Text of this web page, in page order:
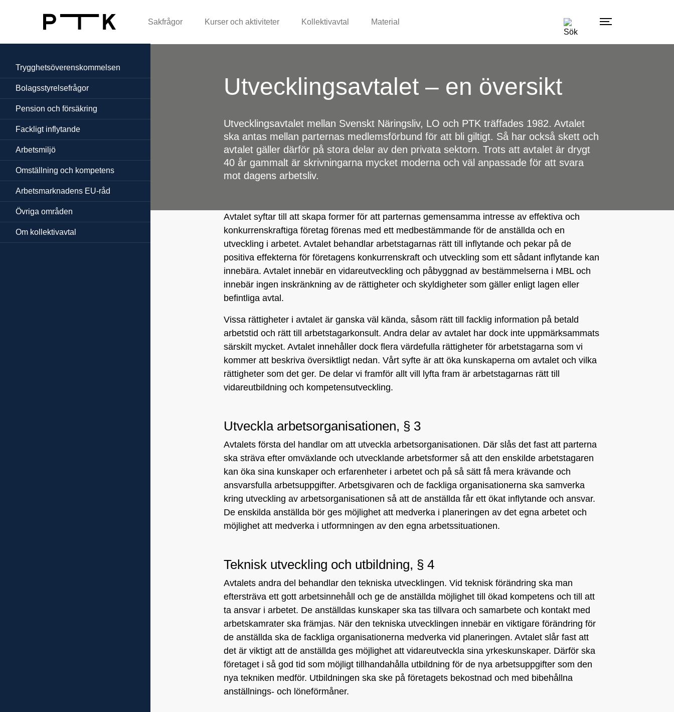
Trygghets­överenskommelsen
Bolagsstyrelsefrågor
Pension och försäkring
Fackligt inflytande
Arbetsmiljö
Omställning och kompetens
Arbetsmarknadens EU-råd
Övriga områden
Om kollektivavtal
Sakfrågor Kurser och aktiviteter Kollektivavtal Material
Utvecklingsavtalet – en översikt
Utvecklingsavtalet mellan Svenskt Näringsliv, LO och PTK träffades 1982. Avtalet
ska antas mellan parternas medlemsförbund för att bli giltigt. Så har också skett och
avtalet gäller därför på stora delar av den privata sektorn. Trots att avtalet är drygt
40 år gammalt är skrivningarna mycket moderna och väl anpassade för att svara
mot dagens arbetsliv.
Avtalet syftar till att skapa former för att parternas gemensamma intresse av effektiva och
konkurrenskraftiga företag förenas med ett medbestämmande för de anställda och en
utveckling i arbetet. Avtalet behandlar arbetstagarnas rätt till inflytande och pekar på de
positiva effekterna för företagens konkurrenskraft och utveckling som ett sådant inflytande kan
innebära. Avtalet innebär en vidareutveckling och påbyggnad av bestämmelserna i MBL och
innebär ingen inskränkning av de rättigheter och skyldigheter som gäller enligt lagen eller
befintliga avtal.
Vissa rättigheter i avtalet är ganska väl kända, såsom rätt till facklig information på betald
arbetstid och rätt till arbetstagarkonsult. Andra delar av avtalet har dock inte uppmärksammats
särskilt mycket. Avtalet innehåller dock flera värdefulla rättigheter för arbetstagarna som vi
kommer att beskriva översiktligt nedan. Vårt syfte är att öka kunskaperna om avtalet och vilka
rättigheter som det ger. De delar vi framför allt vill lyfta fram är arbetstagarnas rätt till
vidareutbildning och kompetensutveckling.
Utveckla arbetsorganisationen, § 3
Avtalets första del handlar om att utveckla arbetsorganisationen. Där slås det fast att parterna
ska sträva efter omväxlande och utvecklande arbetsformer så att den enskilde arbetstagaren
kan öka sina kunskaper och erfarenheter i arbetet och på så sätt få mera krävande och
ansvarsfulla arbetsuppgifter. Arbetsgivaren och de fackliga organisationerna ska samverka
kring utveckling av arbetsorganisationen så att de anställda får ett ökat inflytande och ansvar.
De enskilda anställda bör ges möjlighet att medverka i planeringen av det egna arbetet och
möjlighet att medverka i utformningen av den egna arbetssituationen.
Teknisk utveckling och utbildning, § 4
Avtalets andra del behandlar den tekniska utvecklingen. Vid teknisk förändring ska man
eftersträva ett gott arbetsinnehåll och ge de anställda möjlighet till ökad kompetens och till att
ta ansvar i arbetet. De anställdas kunskaper ska tas tillvara och samarbete och kontakt med
arbetskamrater ska främjas. När den tekniska utvecklingen innebär en viktigare förändring för
de anställda ska de fackliga organisationerna medverka vid planeringen. Avtalet slår fast att
det är viktigt att de anställda ges möjlighet att vidareutveckla sina yrkeskunskaper. Därför ska
företaget i så god tid som möjligt tillhandahålla utbildning för de nya arbetsuppgifter som den
nya tekniken medför. Utbildningen ska ske på företagets bekostnad och med bibehållna
anställnings- och löneförmåner.